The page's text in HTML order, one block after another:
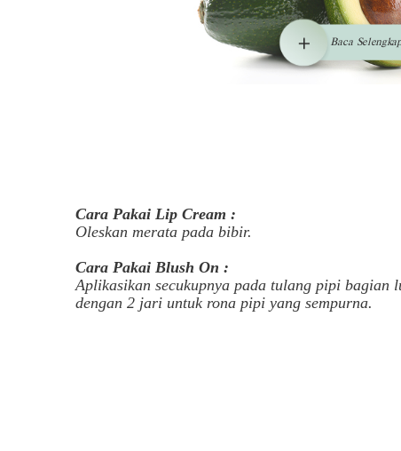
Baca
Cara PakaiLip Cream:
Oleskan merata pada bibir.
Cara PakaiBlush On:
Aplikasikan secukupnya pada tulang pipi bagian
dengan 2 jari untuk rona pipi yang sempurna.